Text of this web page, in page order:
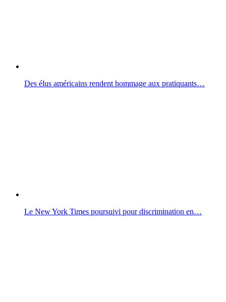
Des élus américains rendent hommage aux pratiquants…
Le New York Times poursuivi pour discrimination en…